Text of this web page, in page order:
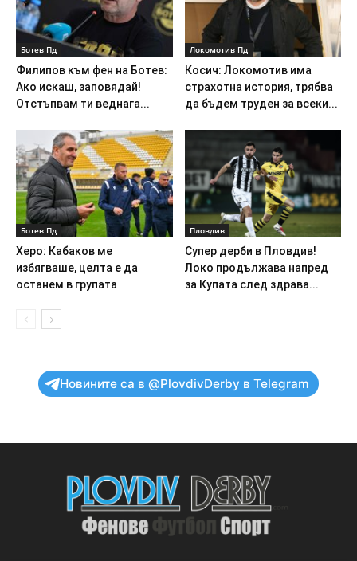
Ботев Пд
Филипов към фен на Ботев:
Ако искаш, заповядай!
Отстъпвам ти веднага...
Локомотив Пд
Косич: Локомотив има
страхотна история, трябва
да бъдем труден за всеки...
Ботев Пд
Херо: Кабаков ме
избягваше, целта е да
останем в групата
Пловдив
Супер дерби в Пловдив!
Локо продължава напред
за Купата след здрава...
Новините са в @PlovdivDerby в Telegram